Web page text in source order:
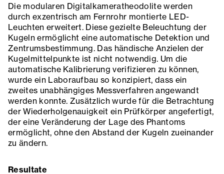
Die modularen Digitalkameratheodolite werden
durch exzentrisch am Fernrohr montierte LED-
Leuchten erweitert. Diese gezielte Beleuchtung der
Kugeln ermöglicht eine automatische Detektion und
Zentrumsbestimmung. Das händische Anzielen der
Kugelmittelpunkte ist nicht notwendig. Um die
automatische Kalibrierung verifizieren zu können,
wurde ein Laboraufbau so konzipiert, dass ein
zweites unabhängiges Messverfahren angewandt
werden konnte. Zusätzlich wurde für die Betrachtung
der Wiederholgenauigkeit ein Prüfkörper angefertigt,
der eine Veränderung der Lage des Phantoms
ermöglicht, ohne den Abstand der Kugeln zueinander
zu ändern.
Resultate